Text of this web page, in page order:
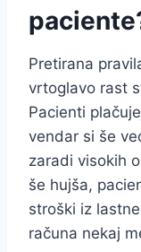
Pretirana
vrtoglavo rast
Pacienti
vendar si še
zaradi visokih
še hujša,
stroški iz
računa nekaj